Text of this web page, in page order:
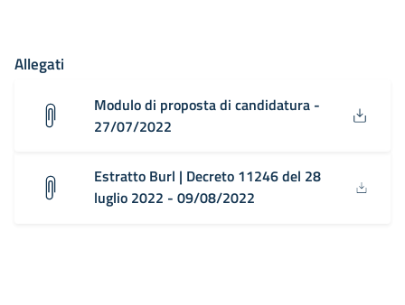
Allegati
Modulo di proposta di candidatura -
27/07/2022
Estratto Burl | Decreto 11246 del 28
luglio 2022 - 09/08/2022